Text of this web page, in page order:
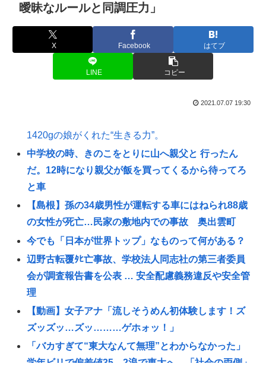
曖昧なルールと同調圧力」
X Facebook はてブ
LINE コピー
2021.07.07 19:30
1420gの娘がくれた“生きる力”。
中学校の時、きのこをとりに山へ親父と 行ったん
だ。12時になり親父が飯を買ってくるから待ってろ
と車
【島根】孫の34歳男性が運転する車にはねられ88歳
の女性が死亡…民家の敷地内での事故 奥出雲町
今でも「日本が世界トップ」なものって何がある？
辺野古転覆ﾀﾋ亡事故、学校法人同志社の第三者委員
会が調査報告書を公表 … 安全配慮義務違反や安全管
理
【動画】女子アナ「流しそうめん初体験します！ズ
ズッズッ…ズッ………ゲホォッ！」
「バカすぎて“東大なんて無理”とわからなかった」
学年ビリで偏差値35→2浪で東大へ…「社会の両側」